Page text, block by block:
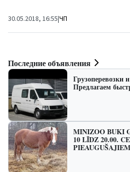
30.05.2018, 16:55|ЧП
Последние объявления
Грузоперевозки
Предлагаем
MINIZOO BUKI
10 LĪDZ 20.00.